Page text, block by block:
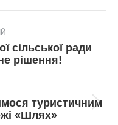
сільської ради
рішення!
туристичним
«Шлях»